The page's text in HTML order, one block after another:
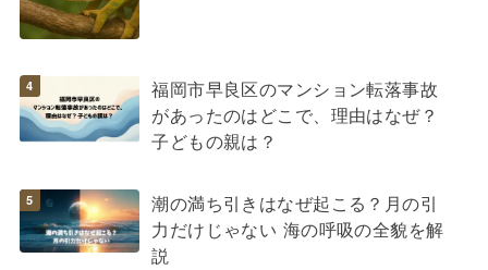
福岡市早良区のマンション転落事故
があったのはどこで、理由はなぜ？
子どもの親は？
潮の満ち引きはなぜ起こる？月の引
力だけじゃない 海の呼吸の全貌を解
説